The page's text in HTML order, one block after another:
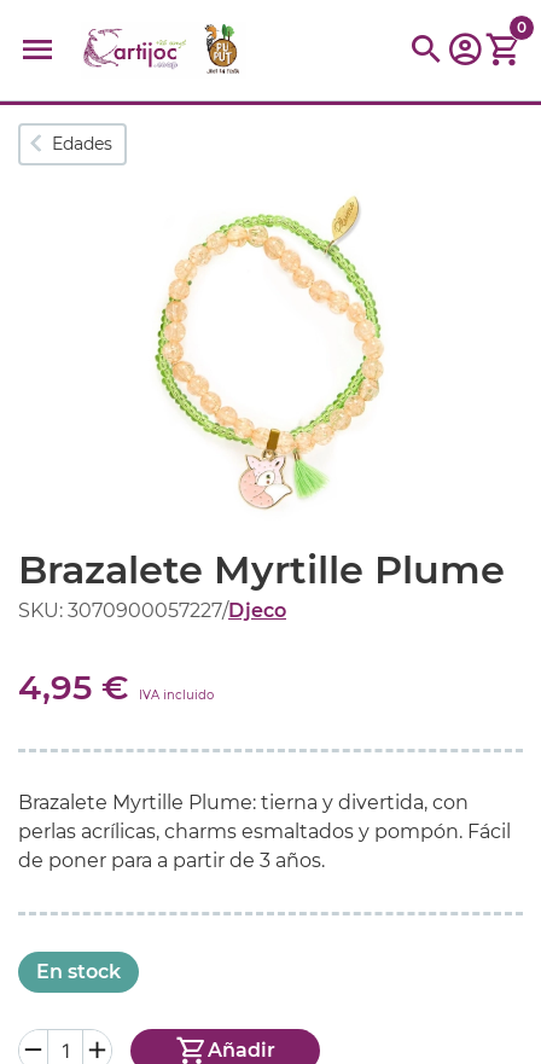
Búsquedas populares
montessori
kidynight Puzzle
0
Edades
Brazalete Myrtille Plume
SKU: 3070900057227/Djeco
4,95 € IVA incluido
Brazalete Myrtille Plume: tierna y divertida, con
perlas acrílicas, charms esmaltados y pompón. Fácil
de poner para a partir de 3 años.
En stock
Añadir